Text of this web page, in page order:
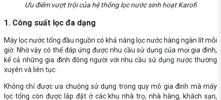
Ưu điểm vượt trội của hệ thống lọc nước sinh hoạt Karofi
1. Công suất lọc đa dạng
Máy lọc nước tổng đầu nguồn có khả năng lọc nước hàng ngàn lít mỗi
giờ. Nhờ vậy có thể đáp ứng được nhu cầu sử dụng của mọi gia đình,
kể cả những gia đình đông người với nhu cầu sử dụng nước thường
xuyên và liên tục.
Không chỉ được ưa chuộng sử dụng trong quy mô gia đình mà máy
lọc tổng còn được lắp đặt ở các khu nhà trọ, nhà hàng, khách sạn,